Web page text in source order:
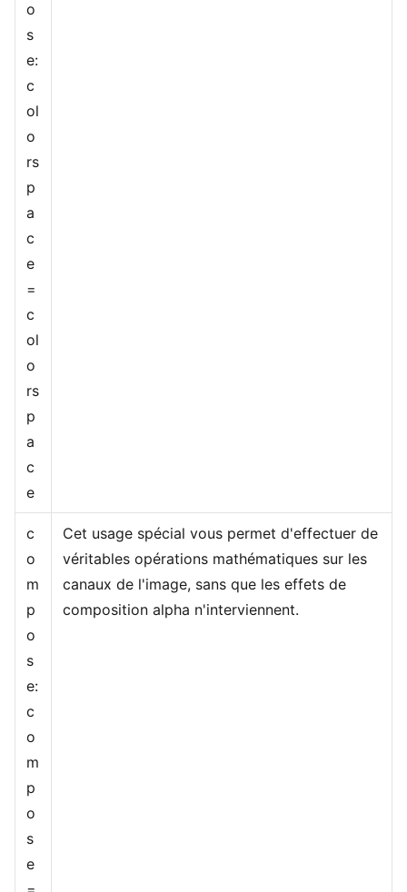
o
s
e:
c
ol
o
rs
p
a
c
e
=
c
ol
o
rs
p
a
c
e
c
o
m
p
o
s
e:
c
o
m
p
o
s
e
Cet usage spécial vous permet d'effectuer de
véritables opérations mathématiques sur les
canaux de l'image, sans que les effets de
composition alpha n'interviennent.